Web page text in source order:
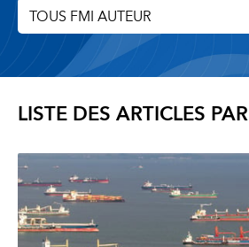
TOUS FMI AUTEUR
LISTE DES ARTICLES PAR